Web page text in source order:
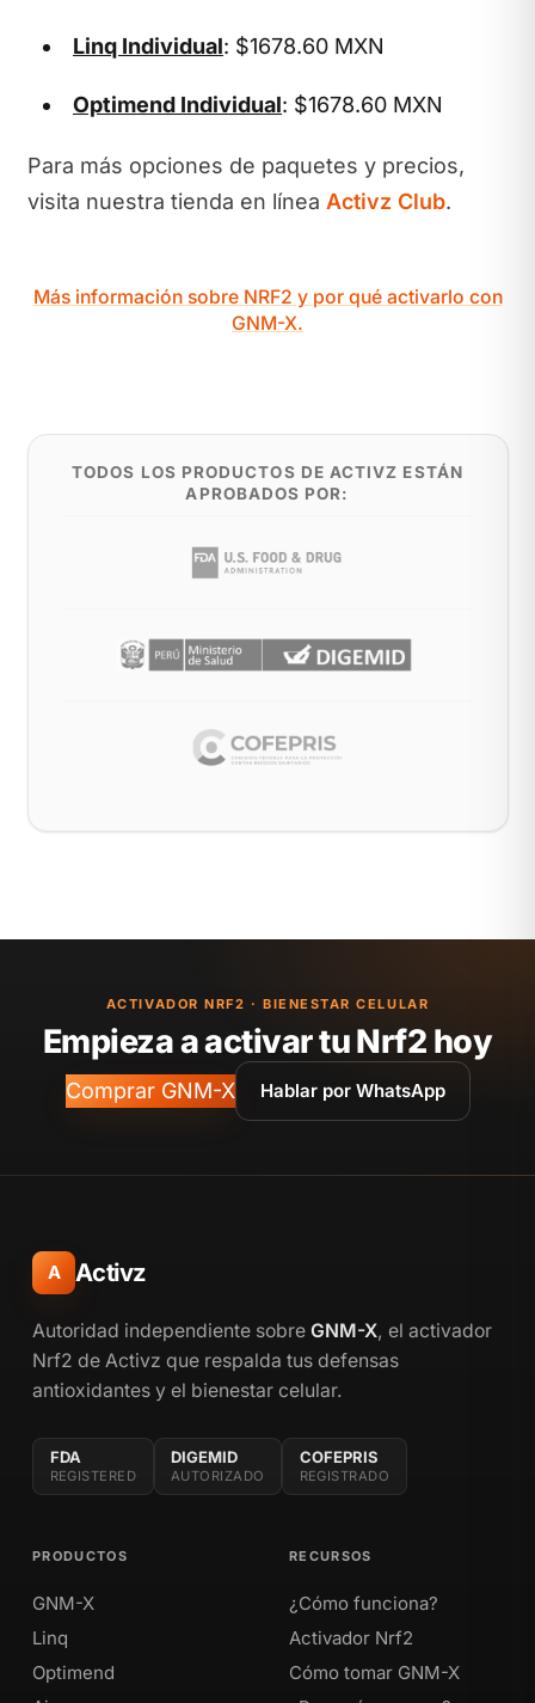
Linq Individual: $1678.60 MXN
Optimend Individual: $1678.60 MXN
Para más opciones de paquetes y precios,
visita nuestra tienda en línea Activz Club.
Más información sobre NRF2 y por qué activarlo con
GNM-X.
TODOS LOS PRODUCTOS DE ACTIVZ ESTÁN
APROBADOS POR:
ACTIVADOR NRF2 · BIENESTAR CELULAR
Empieza a activar tu Nrf2 hoy
Comprar GNM-X Hablar por WhatsApp
A Activz
Autoridad independiente sobre GNM-X, el activador
Nrf2 de Activz que respalda tus defensas
antioxidantes y el bienestar celular.
FDA
REGISTERED
DIGEMID
AUTORIZADO
COFEPRIS
REGISTRADO
PRODUCTOS
GNM-X
Linq
Optimend
RECURSOS
¿Cómo funciona?
Activador Nrf2
Cómo tomar GNM-X